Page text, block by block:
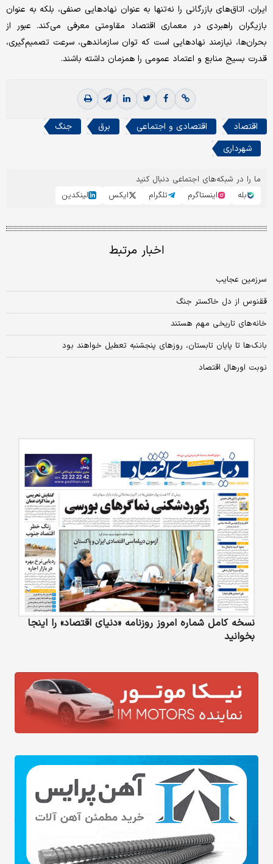
ایران، اتاق‌های بازرگانی را نه‌تنها به عنوان نهادهایی صنفی، بلکه به عنوان
بازیگران راهبردی در معماری اقتصاد مقاومتی معرفی می‌کند. عبور از
بحران‌ها، نیازمند نهادهایی است که توان سازماندهی، سرعت تصمیم‌گیری،
قدرت بسیج منابع و اعتماد عمومی را همزمان داشته باشند.
اقتصاد اقتصادی و اجتماعی برق
جنگ
شهرداری
ما را در شبکه‌های اجتماعی دنبال کنید
بله
اینستاگرم تلگرام ایکس لینکدین
اخبار مرتبط
سرزمین عجایب
ققنوس از دل خاکستر جنگ
خانه‌های تاریخی مهم هستند
بانک‌ها تا پایان تابستان، روزهای پنجشنبه تعطیل خواهند بود
نوبت اورهال اقتصاد
نسخه کامل شماره امروز روزنامه «دنیای‌ اقتصاد» را اینجا
بخوانید